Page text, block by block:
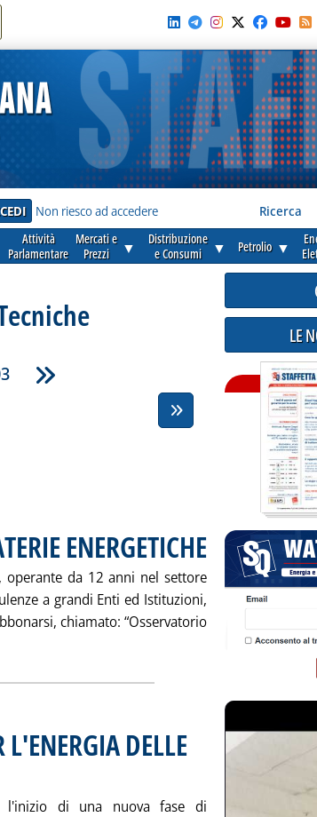
Non riesco ad accedere Ricerca
Attività
Parlamentare
Mercati e
Prezzi
▼
Distribuzione
e Consumi
▼ Petrolio ▼
ENERGETICHE . Pubblicata sabato 29
operante da 12 anni nel settore
a grandi Enti ed Istituzioni,
chiamato: “Osservatorio
'OSSERVATORIO AIEE SULLE MATERIE
DELLE
l'inizio di una nuova fase di
LE